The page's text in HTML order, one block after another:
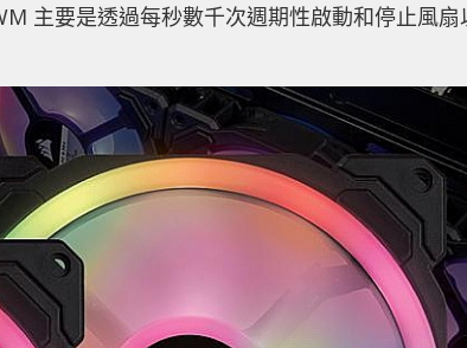
主要是透過每秒數千次週期性啟動和停止風扇